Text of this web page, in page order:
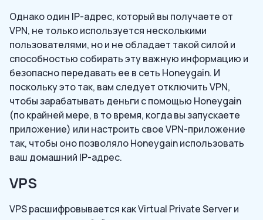
Однако один IP-адрес, который вы получаете от
VPN, не только используется несколькими
пользователями, но и не обладает такой силой и
способностью собирать эту важную информацию и
безопасно передавать ее в сеть Honeygain. И
поскольку это так, вам следует отключить VPN,
чтобы зарабатывать деньги с помощью Honeygain
(по крайней мере, в то время, когда вы запускаете
приложение) или настроить свое VPN-приложение
так, чтобы оно позволяло Honeygain использовать
ваш домашний IP-адрес.
VPS
VPS расшифровывается как Virtual Private Server и